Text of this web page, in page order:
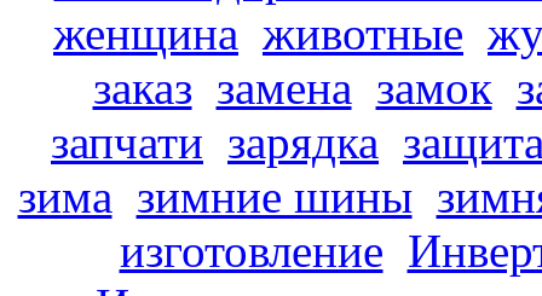
женщина животные
заказ замена замок
запчати зарядка
зима зимние шины
изготовление